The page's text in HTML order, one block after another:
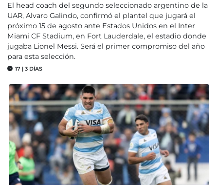
El head coach del segundo seleccionado argentino de la
UAR, Alvaro Galindo, confirmó el plantel que jugará el
próximo 15 de agosto ante Estados Unidos en el Inter
Miami CF Stadium, en Fort Lauderdale, el estadio donde
jugaba Lionel Messi. Será el primer compromiso del año
para esta selección.
17 | 3 DÍAS